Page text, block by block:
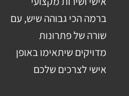
ברמה הכי גבוהה שיש, עם
שורה של פתרונות
מדויקים שיתאימו באופן
אישי לצרכים שלכם